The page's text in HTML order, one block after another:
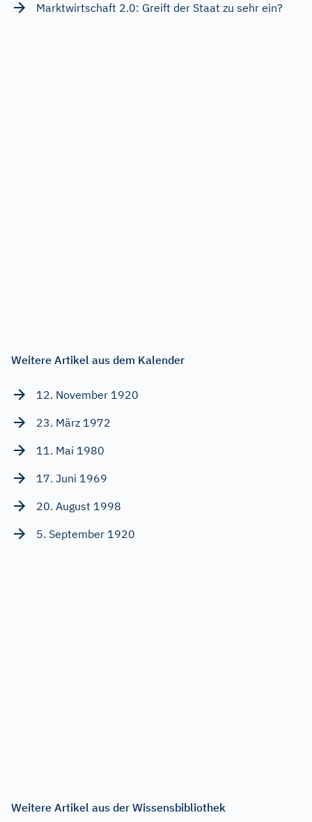
Marktwirtschaft 2.0: Greift der Staat zu sehr ein?
Weitere Artikel aus dem Kalender
12. November 1920
23. März 1972
11. Mai 1980
17. Juni 1969
20. August 1998
5. September 1920
Weitere Artikel aus der Wissensbibliothek